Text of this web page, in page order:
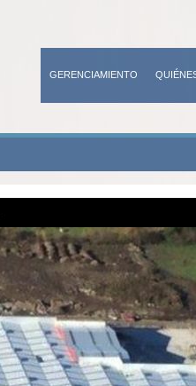
GERENCIAMIENTO